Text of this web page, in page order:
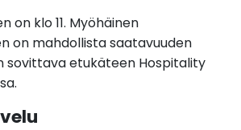
on klo 11. Myöhäinen
on mahdollista saatavuuden
sovittava etukäteen Hospitality